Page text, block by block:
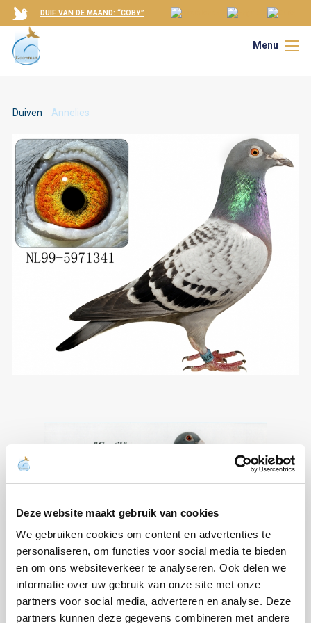
Deze website maakt gebruik van cookies
We gebruiken cookies om content en advertenties te
personaliseren, om functies voor social media te bieden
en om ons websiteverkeer te analyseren. Ook delen we
informatie over uw gebruik van onze site met onze
partners voor social media, adverteren en analyse. Deze
partners kunnen deze gegevens combineren met andere
DUIF VAN DE MAAND: “COBY”
Menu
Duiven Annelies
Gentil